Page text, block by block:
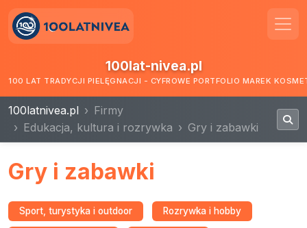
100lat-nivea.pl
100 LAT TRADYCJI PIELĘGNACJI - CYFROWE PORTFOLIO MAREK
100latnivea.pl
Firmy
Edukacja, kultura i rozrywka
Gry i zabawki
Gry i zabawki
Sport, turystyka i outdoor Rozrywka i hobby